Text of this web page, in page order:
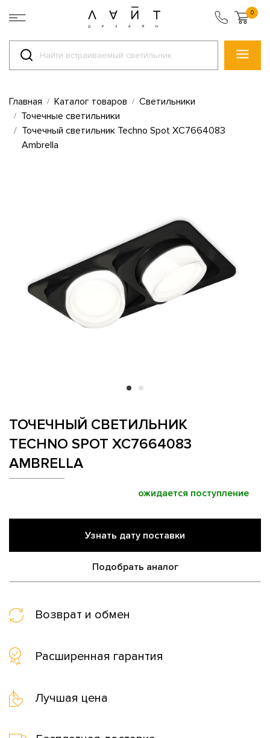
0
Главная Каталог товаров
Светильники
Точечные светильники
Точечный светильник Techno Spot XC7664083
Ambrella
ТОЧЕЧНЫЙ СВЕТИЛЬНИК
TECHNO SPOT XC7664083
AMBRELLA
ожидается поступление
Узнать дату поставки
Подобрать аналог
Возврат и обмен
Расширенная гарантия
Лучшая цена